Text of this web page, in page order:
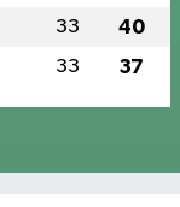
33 40
33 37